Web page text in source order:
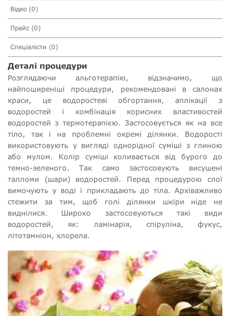
Відео (0)
Прайс (0)
Спеціалісти (0)
Деталі процедури
Розглядаючи альготерапію, відзначимо, що
найпоширеніші процедури, рекомендовані в салонах
краси, це водоростеві обгортання, аплікації з
водоростей і комбінація корисних властивостей
водоростей з термотерапією. Застосовується як на все
тіло, так і на проблемні окремі ділянки. Водорості
використовують у вигляді однорідної суміші з глиною
або мулом. Колір суміші коливається від бурого до
темно-зеленого. Так само застосовують висушені
талломи (шари) водоростей. Перед процедурою слої
вимочують у воді і прикладають до тіла. Архіважливо
стежити за тим, щоб голі ділянки шкіри ніде не
виднілися. Широко застосовуються такі види
водоростей, як: ламінарія, спіруліна, фукус,
літотамніон, хлорела.